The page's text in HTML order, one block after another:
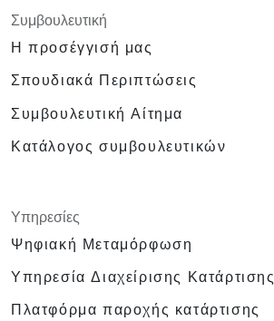
Συμβουλευτική
Η προσέγγισή μας
Σπουδιακά Περιπτώσεις
Συμβουλευτική Αίτημα
Κατάλογος συμβουλευτικών
Υπηρεσίες
Ψηφιακή Μεταμόρφωση
Υπηρεσία Διαχείρισης Κατάρτισης
Πλατφόρμα παροχής κατάρτισης